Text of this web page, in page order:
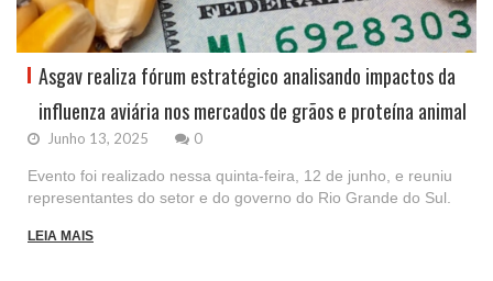
Asgav realiza fórum estratégico analisando impactos da
influenza aviária nos mercados de grãos e proteína animal
Junho 13, 2025 0
Evento foi realizado nessa quinta-feira, 12 de junho, e reuniu
representantes do setor e do governo do Rio Grande do Sul.
LEIA MAIS